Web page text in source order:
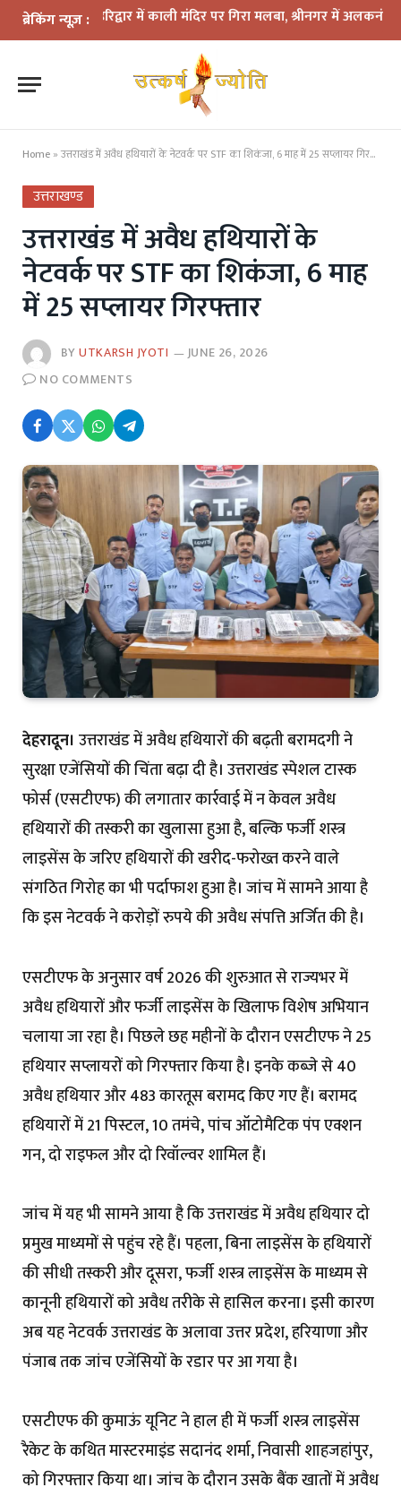
ब्रेकिंग न्यूज़ :
कहर: हरिद्वार में काली मंदिर पर गिरा मलबा, श्रीनगर में अलकनंदा का
Home » उत्तराखंड में अवैध हथियारों के नेटवर्क पर STF का शिकंजा, 6 माह में 25 सप्लायर गिरफ्तार
उत्तराखण्ड
उत्तराखंड में अवैध हथियारों के
नेटवर्क पर STF का शिकंजा, 6 माह
में 25 सप्लायर गिरफ्तार
BYUTKARSH JYOTI
JUNE 26, 2026
NO COMMENTS
देहरादून। उत्तराखंड में अवैध हथियारों की बढ़ती बरामदगी ने
सुरक्षा एजेंसियों की चिंता बढ़ा दी है। उत्तराखंड स्पेशल टास्क
फोर्स (एसटीएफ) की लगातार कार्रवाई में न केवल अवैध
हथियारों की तस्करी का खुलासा हुआ है, बल्कि फर्जी शस्त्र
लाइसेंस के जरिए हथियारों की खरीद-फरोख्त करने वाले
संगठित गिरोह का भी पर्दाफाश हुआ है। जांच में सामने आया है
कि इस नेटवर्क ने करोड़ों रुपये की अवैध संपत्ति अर्जित की है।
एसटीएफ के अनुसार वर्ष 2026 की शुरुआत से राज्यभर में
अवैध हथियारों और फर्जी लाइसेंस के खिलाफ विशेष अभियान
चलाया जा रहा है। पिछले छह महीनों के दौरान एसटीएफ ने 25
हथियार सप्लायरों को गिरफ्तार किया है। इनके कब्जे से 40
अवैध हथियार और 483 कारतूस बरामद किए गए हैं। बरामद
हथियारों में 21 पिस्टल, 10 तमंचे, पांच ऑटोमैटिक पंप एक्शन
गन, दो राइफल और दो रिवॉल्वर शामिल हैं।
जांच में यह भी सामने आया है कि उत्तराखंड में अवैध हथियार दो
प्रमुख माध्यमों से पहुंच रहे हैं। पहला, बिना लाइसेंस के हथियारों
की सीधी तस्करी और दूसरा, फर्जी शस्त्र लाइसेंस के माध्यम से
कानूनी हथियारों को अवैध तरीके से हासिल करना। इसी कारण
अब यह नेटवर्क उत्तराखंड के अलावा उत्तर प्रदेश, हरियाणा और
पंजाब तक जांच एजेंसियों के रडार पर आ गया है।
एसटीएफ की कुमाऊं यूनिट ने हाल ही में फर्जी शस्त्र लाइसेंस
रैकेट के कथित मास्टरमाइंड सदानंद शर्मा, निवासी शाहजहांपुर,
को गिरफ्तार किया था। जांच के दौरान उसके बैंक खातों में अवैध